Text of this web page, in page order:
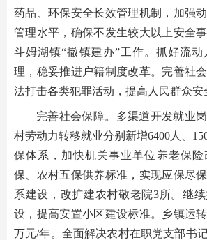
药品、环保安全长效管理机制，加强
管理水平，确保不发生较大以上安全
斗姆湖镇“撤镇建办”工作。抓好流
理，稳妥推进户籍制度改革。完善社
法打击各类犯罪活动，提高人民群众安
完善社会保障。多渠道开发就业
村劳动力转移就业分别新增6400人、
保体系，加快机关事业单位养老保
保、农村五保供养标准，实现应保尽
系建设，改扩建农村敬老院3所。继
设，提高安置小区建设标准。乡镇运
万元/年。全面解决农村在职党支部书